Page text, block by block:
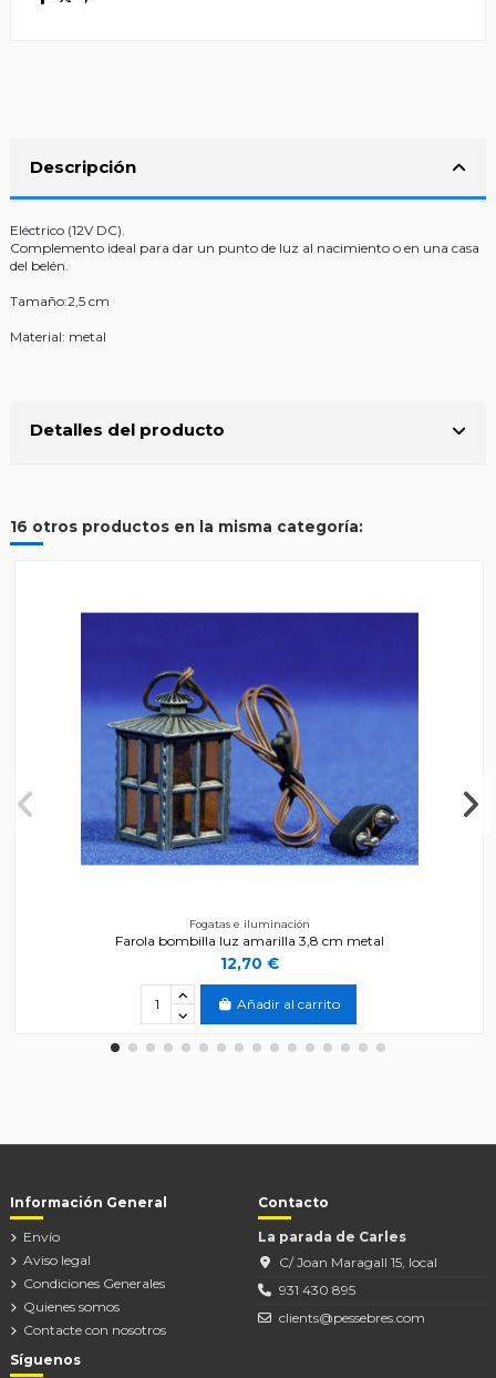
Descripción
Eléctrico (12V DC).
Complemento ideal para dar un punto de luz al nacimiento o en una casa
del belén.
Tamaño:2,5 cm
Material: metal
Detalles del producto
16 otros productos en la misma categoría:
Fogatas e iluminación
Farola bombilla luz amarilla 3,8 cm metal
12,70 €
Añadir al carrito
Información General
Envío
Aviso legal
Condiciones Generales
Quienes somos
Contacte con nosotros
Contacto
La parada de Carles
C/ Joan Maragall 15, local
931 430 895
clients@pessebres.com
Síguenos